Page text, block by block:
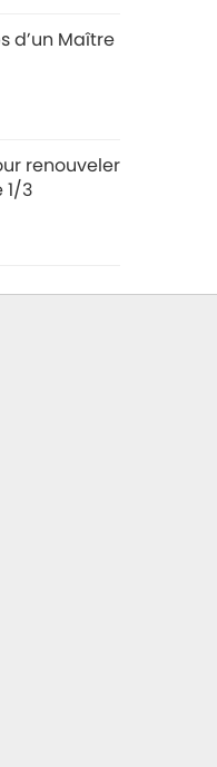
d’un Maître
renouveler
1/3